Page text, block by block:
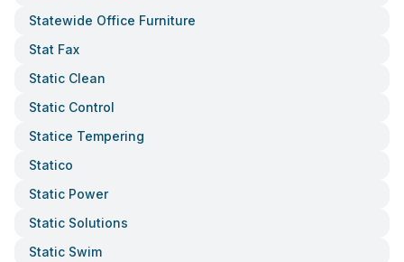
Statewide Office Furniture
Stat Fax
Static Clean
Static Control
Statice Tempering
Statico
Static Power
Static Solutions
Static Swim